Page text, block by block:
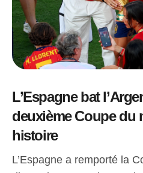
L’Espagne bat
deuxième Coupe du
histoire
L’Espagne a remporté la